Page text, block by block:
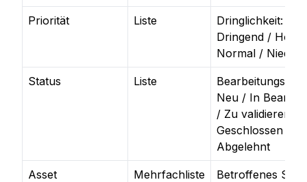
Priorität Liste
Dringlichkeit:
Dringend / Hoch
Normal / Niedrig
Status Liste
Neu / In
/ Zu validieren /
Geschlossen /
Abgelehnt
Asset Mehrfachliste
Betroffenes